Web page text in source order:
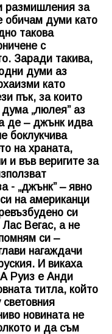
размишления за
обичам думи като
такова
с
Заради такива,
думи аз
като
пък, за които
дума „люлея” аз
де – джънк идва
боклукчива
на храната,
и във веригите за
- „джънк” – явно
на американци
си
Вегас, а не
си –
нагаждачи
И викаха
А Руиз е Анди
титла, който
новината не
и да съм